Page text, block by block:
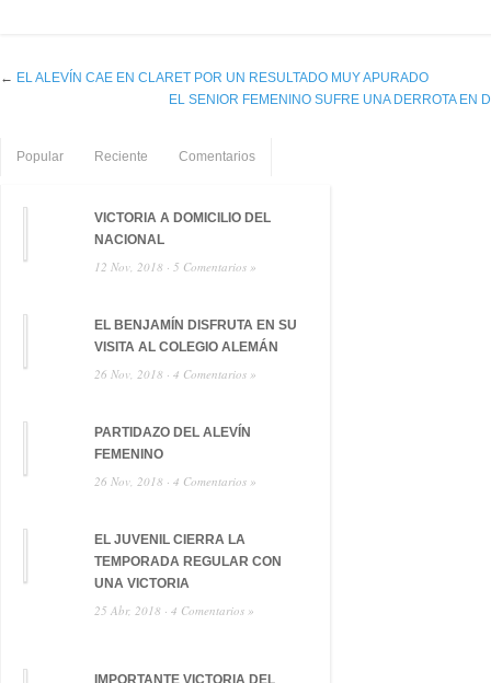
← EL ALEVÍN CAE EN CLARET POR UN RESULTADO MUY APURADO
EL SENIOR FEMENINO SUFRE UNA DERROTA EN
Popular Reciente Comentarios
VICTORIA A DOMICILIO DEL
NACIONAL
12 Nov, 2018 · 5 Comentarios »
EL BENJAMÍN DISFRUTA EN SU
VISITA AL COLEGIO ALEMÁN
26 Nov, 2018 · 4 Comentarios »
PARTIDAZO DEL ALEVÍN
FEMENINO
26 Nov, 2018 · 4 Comentarios »
EL JUVENIL CIERRA LA
TEMPORADA REGULAR CON
UNA VICTORIA
25 Abr, 2018 · 4 Comentarios »
IMPORTANTE VICTORIA DEL